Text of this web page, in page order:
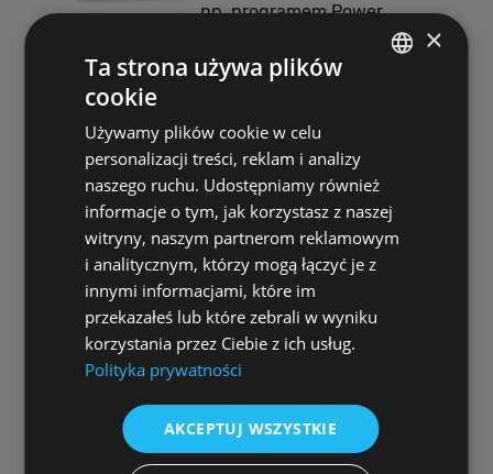
np. programem Power
Możesz zdalnie wyłączyć
swój komputer PC np. po
zakończeniu oglądania
filmu.
Kopiowanie plików
komputer -> telefon
Dzięki aplikacji ALLPlayer
Pilot masz możliwość
przesyłania plików między
×
Ta strona używa plików
cookie
Używamy plików cookie w celu
personalizacji treści, reklam i analizy
naszego ruchu. Udostępniamy również
informacje o tym, jak korzystasz z naszej
witryny, naszym partnerom reklamowym
i analitycznym, którzy mogą łączyć je z
innymi informacjami, które im
przekazałeś lub które zebrali w wyniku
korzystania przez Ciebie z ich usług.
Polityka prywatności
AKCEPTUJ WSZYSTKIE